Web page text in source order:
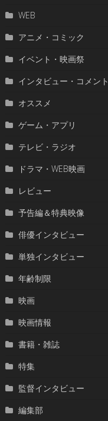
WEB
アニメ・コミック
イベント・映画祭
インタビュー・コメント
オススメ
ゲーム・アプリ
テレビ・ラジオ
ドラマ・WEB映画
レビュー
予告編＆特典映像
俳優インタビュー
単独インタビュー
年齢制限
映画
映画情報
書籍・雑誌
特集
監督インタビュー
編集部